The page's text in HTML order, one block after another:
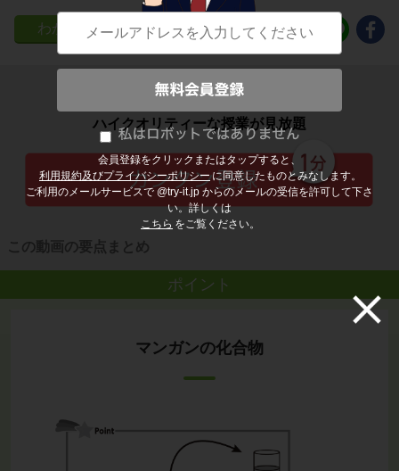
会員登録をクリックまたはタップすると、
利用規約及びプライバシーポリシー に同意したものとみなします。
ご利用のメールサービスで @try-it.jp からのメールの受信を許可して下さ
い。詳しくは
こちら をご覧ください。
19
子どもの勉強から大人の学び直しまで
ハイクオリティーな授業が見放題
この動画の要点まとめ
ポイント
マンガンの化合物